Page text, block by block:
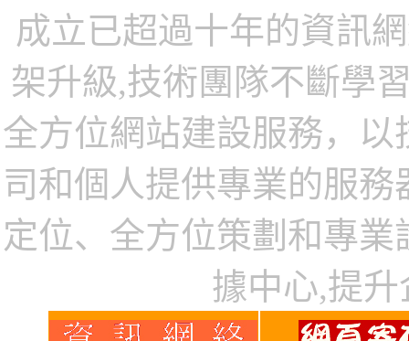
成立已超過十年的資訊
架升級,技術團隊不斷學
全方位網站建設服務，
司和個人提供專業的服
定位、全方位策劃和專
據中心,提